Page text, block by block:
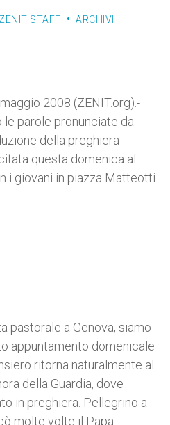
ZENIT STAFF ARCHIVI
2008 (ZENIT.org).-
parole pronunciate da
della preghiera
questa domenica al
i giovani in piazza Matteotti
pastorale a Genova, siamo
appuntamento domenicale
ritorna naturalmente al
della Guardia, dove
in preghiera. Pellegrino a
molte volte il Papa